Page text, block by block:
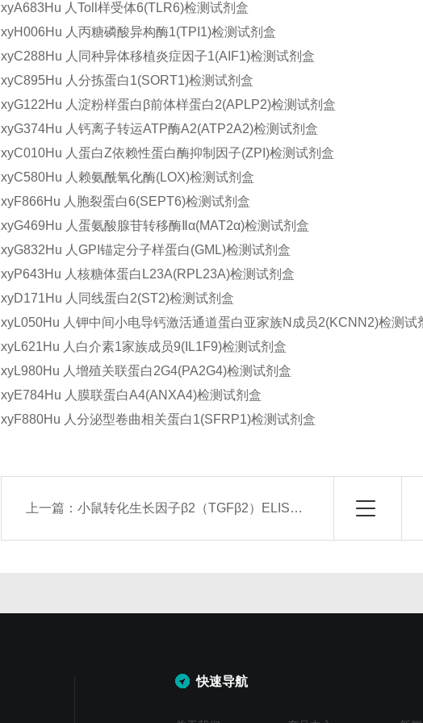
xyA683Hu 人Toll样受体6(TLR6)检测试剂盒
xyH006Hu 人丙糖磷酸异构酶1(TPI1)检测试剂盒
xyC288Hu 人同种异体移植炎症因子1(AIF1)检测试剂盒
xyC895Hu 人分拣蛋白1(SORT1)检测试剂盒
xyG122Hu 人淀粉样蛋白β前体样蛋白2(APLP2)检测试剂盒
xyG374Hu 人钙离子转运ATP酶A2(ATP2A2)检测试剂盒
xyC010Hu 人蛋白Z依赖性蛋白酶抑制因子(ZPI)检测试剂盒
xyC580Hu 人赖氨酰氧化酶(LOX)检测试剂盒
xyF866Hu 人胞裂蛋白6(SEPT6)检测试剂盒
xyG469Hu 人蛋氨酸腺苷转移酶Ⅱα(MAT2α)检测试剂盒
xyG832Hu 人GPI锚定分子样蛋白(GML)检测试剂盒
xyP643Hu 人核糖体蛋白L23A(RPL23A)检测试剂盒
xyD171Hu 人同线蛋白2(ST2)检测试剂盒
xyL050Hu 人钾中间小电导钙激活通道蛋白亚家族N成员2(KCNN2)检测试
xyL621Hu 人白介素1家族成员9(IL1F9)检测试剂盒
xyL980Hu 人增殖关联蛋白2G4(PA2G4)检测试剂盒
xyE784Hu 人膜联蛋白A4(ANXA4)检测试剂盒
xyF880Hu 人分泌型卷曲相关蛋白1(SFRP1)检测试剂盒
上一篇：小鼠转化生长因子β2（TGFβ2）ELISA试剂盒
快速导航